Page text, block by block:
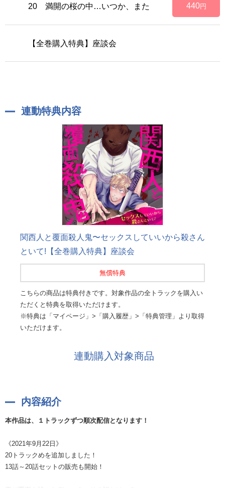
20 満開の桜の中…いつか、また 440円
【全巻購入特典】座談会
連動特典内容
関西人と覆面殺人鬼〜セックスしていいから殺さん
といて!【全巻購入特典】座談会
無償特典
こちらの商品は特典付きです。対象作品の全トラックを購入い
ただくと特典を取得いただけます。
※特典は「マイページ」>「購入履歴」>「特典管理」より取得
いただけます。
連動購入対象商品
内容紹介
本作品は、１トラックずつ順次配信となります！
《2021年9月22日》
20トラックめを追加しました！
13話～20話セットの販売も開始！